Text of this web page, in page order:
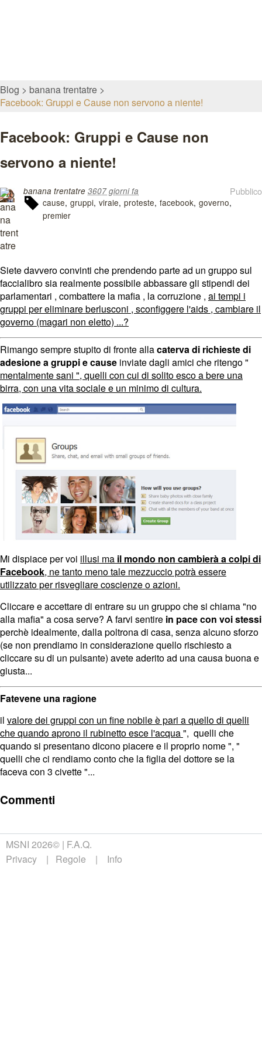
Blog
banana trentatre
Facebook: Gruppi e Cause non servono a niente!
Facebook: Gruppi e Cause non
servono a niente!
Pubblico
banana trentatre 3607 giorni fa
cause gruppi virale proteste facebook governo
premier
Siete davvero convinti che prendendo parte ad un gruppo sul
faccialibro sia realmente possibile abbassare gli stipendi dei
parlamentari , combattere la mafia , la corruzione , ai tempi i
gruppi per eliminare berlusconi , sconfiggere l'aids , cambiare il
governo (magari non eletto) ...?
Rimango sempre stupito di fronte allacaterva di richieste di
adesione a gruppi e cause inviate dagli amici che ritengo "
mentalmente sani ", quelli con cui di solito esco a bere una
birra, con una vita sociale e un minimo di cultura.
Mi dispiace per voi illusi ma il mondo non cambierà a colpi di
Facebook, ne tanto meno tale mezzuccio potrà essere
utilizzato per risvegliare coscienze o azioni.
Cliccare e accettare di entrare su un gruppo che si chiama "no
alla mafia" a cosa serve? A farvi sentire in pace con voi stessi
perchè idealmente, dalla poltrona di casa, senza alcuno sforzo
(se non prendiamo in considerazione quello rischiesto a
cliccare su di un pulsante) avete aderito ad una causa buona e
giusta...
Fatevene una ragione
il valore dei gruppi con un fine nobile è pari a quello di quelli
che quando aprono il rubinetto esce l'acqua", quelli che
quando si presentano dicono piacere e il proprio nome ", "
quelli che ci rendiamo conto che la figlia del dottore se la
faceva con 3 civette "...
Commenti
MSNI 2026© F.A.Q.
Privacy
Regole Info